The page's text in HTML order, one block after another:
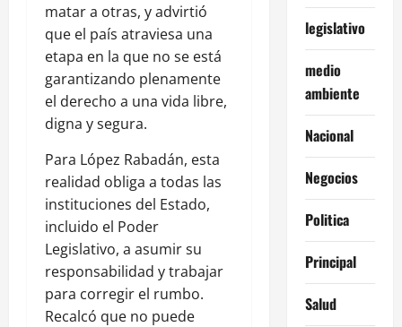
matar a otras, y advirtió
que el país atraviesa una
etapa en la que no se está
garantizando plenamente
el derecho a una vida libre,
digna y segura.
Para López Rabadán, esta
realidad obliga a todas las
instituciones del Estado,
incluido el Poder
Legislativo, a asumir su
responsabilidad y trabajar
para corregir el rumbo.
Recalcó que no puede
legislativo
medio
ambiente
Nacional
Negocios
Politica
Principal
Salud